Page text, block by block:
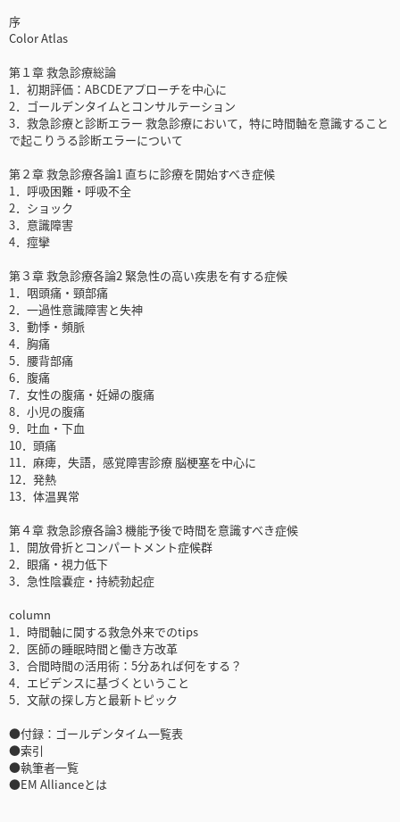
序
Color Atlas
第１章 救急診療総論
1．初期評価：ABCDEアプローチを中心に
2．ゴールデンタイムとコンサルテーション
3．救急診療と診断エラー 救急診療において，特に時間軸を意識すること
で起こりうる診断エラーについて
第２章 救急診療各論1 直ちに診療を開始すべき症候
1．呼吸困難・呼吸不全
2．ショック
3．意識障害
4．痙攣
第３章 救急診療各論2 緊急性の高い疾患を有する症候
1．咽頭痛・頸部痛
2．一過性意識障害と失神
3．動悸・頻脈
4．胸痛
5．腰背部痛
6．腹痛
7．女性の腹痛・妊婦の腹痛
8．小児の腹痛
9．吐血・下血
10．頭痛
11．麻痺，失語，感覚障害診療 脳梗塞を中心に
12．発熱
13．体温異常
第４章 救急診療各論3 機能予後で時間を意識すべき症候
1．開放骨折とコンパートメント症候群
2．眼痛・視力低下
3．急性陰嚢症・持続勃起症
column
1．時間軸に関する救急外来でのtips
2．医師の睡眠時間と働き方改革
3．合間時間の活用術：5分あれば何をする？
4．エビデンスに基づくということ
5．文献の探し方と最新トピック
●付録：ゴールデンタイム一覧表
●索引
●執筆者一覧
●EM Allianceとは